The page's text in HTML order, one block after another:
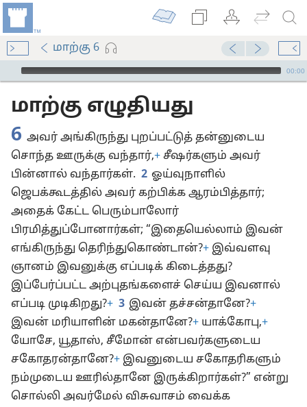
மாற்கு 6
Audio Player
00:00
மாற்கு எழுதியது
6 அவர் அங்கிருந்து புறப்பட்டுத் தன்னுடைய
சொந்த ஊருக்கு வந்தார்,+ சீஷர்களும் அவர்
பின்னால் வந்தார்கள். 2 ஓய்வுநாளில்
ஜெபக்கூடத்தில் அவர் கற்பிக்க ஆரம்பித்தார்;
அதைக் கேட்ட பெரும்பாலோர்
பிரமித்துப்போனார்கள்; “இதையெல்லாம் இவன்
எங்கிருந்து தெரிந்துகொண்டான்?+ இவ்வளவு
ஞானம் இவனுக்கு எப்படிக் கிடைத்தது?
இப்பேர்ப்பட்ட அற்புதங்களைச் செய்ய இவனால்
எப்படி முடிகிறது?+ 3 இவன் தச்சன்தானே?+
இவன் மரியாளின் மகன்தானே?+ யாக்கோபு,+
யோசே, யூதாஸ், சீமோன் என்பவர்களுடைய
சகோதரன்தானே?+ இவனுடைய சகோதரிகளும்
நம்முடைய ஊரில்தானே இருக்கிறார்கள்?” என்று
சொல்லி அவர்மேல் விசுவாசம் வைக்க